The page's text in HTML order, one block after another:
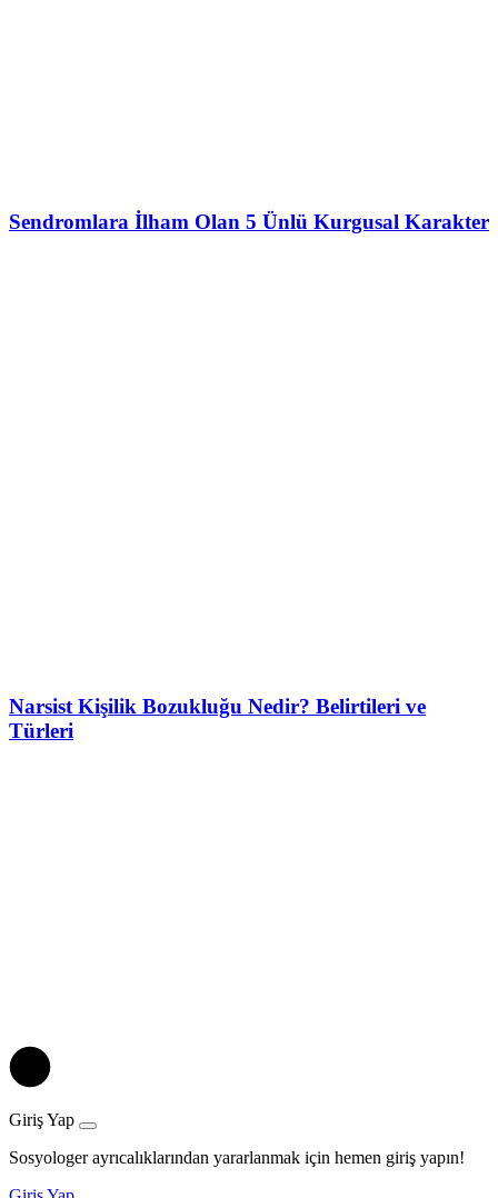
Sendromlara İlham Olan 5 Ünlü Kurgusal Karakter
Narsist Kişilik Bozukluğu Nedir? Belirtileri ve
Türleri
Giriş Yap
Sosyologer ayrıcalıklarından yararlanmak için hemen giriş yapın!